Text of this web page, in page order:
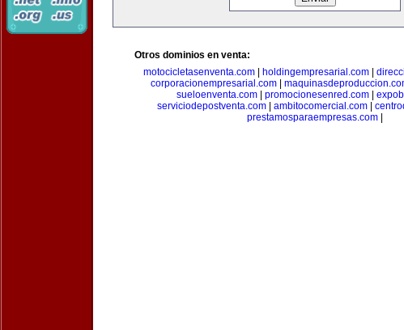
Otros dominios en venta:
motocicletasenventa.com
holdingempresarial.com
corporacionempresarial.com
sueloenventa.com
promocionesenred.com
serviciodepostventa.com
ambitocomercial.com
prestamosparaempresas.com